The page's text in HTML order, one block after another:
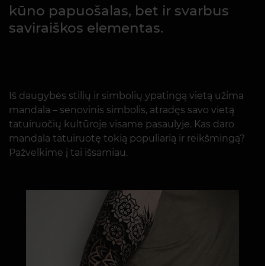
kūno papuošalas, bet ir svarbus
saviraiškos elementas.
Iš daugybės stilių ir simbolių ypatingą vietą užima
mandala – senovinis simbolis, atradęs savo vietą
tatuiruočių kultūroje visame pasaulyje. Kas daro
mandala tatuiruotę tokią populiarią ir reikšmingą?
Pažvelkime į tai išsamiau.